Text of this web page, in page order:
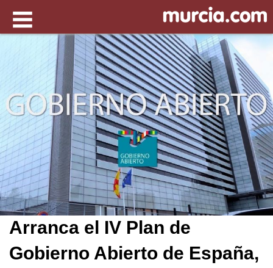
Arranca el IV Plan de
Gobierno Abierto de España,